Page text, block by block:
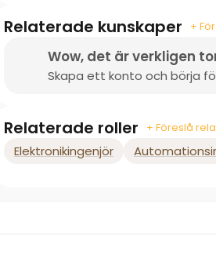
Relaterade kunskaper +
Wow, det är verkligen
Skapa ett konto och börja
Relaterade roller + Föreslå
Elektronikingenjör